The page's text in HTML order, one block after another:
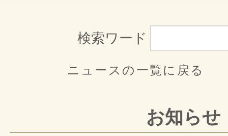
検索ワード
ニュースの一覧に戻る
お知らせ